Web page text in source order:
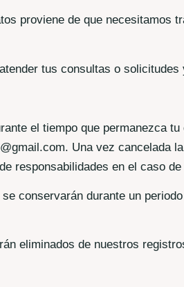
proviene de que
tus consultas o
el tiempo que permanezca
Una vez cancelada
responsabilidades en el caso
conservarán durante un
eliminados de nuestros